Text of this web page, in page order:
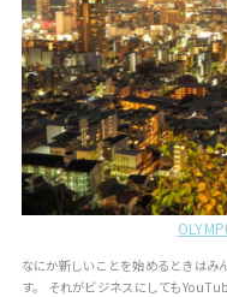
なにか新しいことを始めるときはみ
す。 それがビジネスにしても